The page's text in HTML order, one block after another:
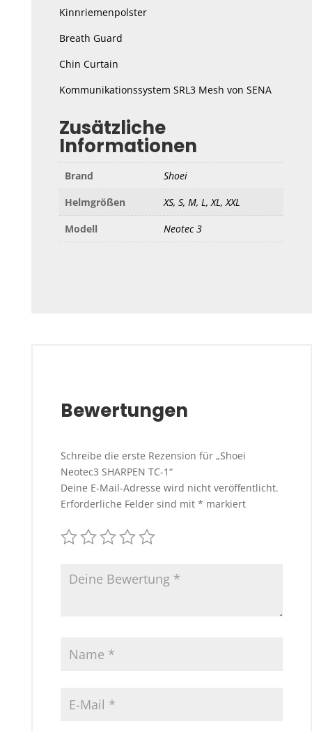
Kinnriemenpolster
Breath Guard
Chin Curtain
Kommunikationssystem SRL3 Mesh von SENA
Zusätzliche
Informationen
Brand
Shoei
Helmgrößen
XS, S, M, L, XL, XXL
Modell
Neotec 3
Bewertungen
Schreibe die erste Rezension für „Shoei
Neotec3 SHARPEN TC-1“
Deine E-Mail-Adresse wird nicht veröffentlicht.
Erforderliche Felder sind mit * markiert